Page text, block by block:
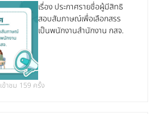
เรื่อง ประกาศรายชื่อผู้มีสิทธิ
สอบสัมภาษณ์เพื่อเลือกสรร
เป็นพนักงานสำนักงาน กสจ.
เข้าชม 159 ครั้ง